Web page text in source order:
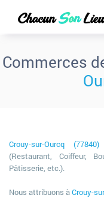
Commerces
Crouy-sur-Ourcq (77840)
(Restaurant, Coiffeur,
Pâtisserie, etc.).
Nous attribuons àCrouy-